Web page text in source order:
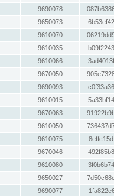
9690078
9650073
9610070
9610035
9610066
9670050
9690093
9610015
9670063
9610050
9610075
9670046
9610080
9650027
9690077